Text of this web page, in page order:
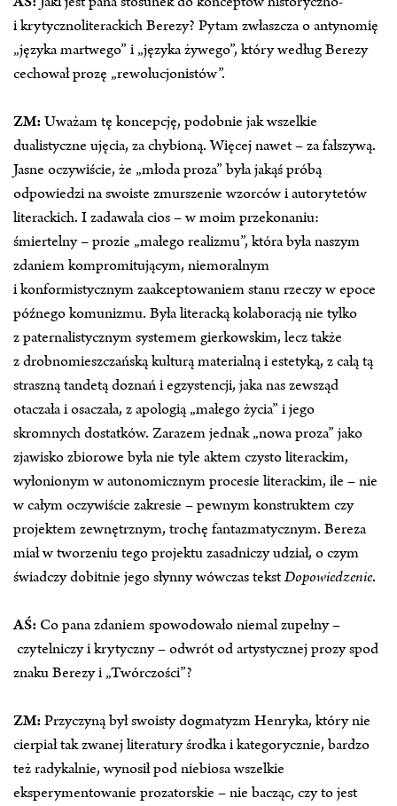
i krytycznoliterackich Berezy? Pytam zwłaszcza o antynomię
„języka martwego” i „języka żywego”, który według Berezy
cechował prozę „rewolucjonistów”.
ZM: Uważam tę koncepcję, podobnie jak wszelkie
dualistyczne ujęcia, za chybioną. Więcej nawet – za fałszywą.
Jasne oczywiście, że „młoda proza” była jakąś próbą
odpowiedzi na swoiste zmurszenie wzorców i autorytetów
literackich. I zadawała cios – w moim przekonaniu:
śmiertelny – prozie „małego realizmu”, która była naszym
zdaniem kompromitującym, niemoralnym
i konformistycznym zaakceptowaniem stanu rzeczy w epoce
późnego komunizmu. Była literacką kolaboracją nie tylko
z paternalistycznym systemem gierkowskim, lecz także
z drobnomieszczańską kulturą materialną i estetyką, z całą tą
straszną tandetą doznań i egzystencji, jaka nas zewsząd
otaczała i osaczała, z apologią „małego życia” i jego
skromnych dostatków. Zarazem jednak „nowa proza” jako
zjawisko zbiorowe była nie tyle aktem czysto literackim,
wyłonionym w autonomicznym procesie literackim, ile – nie
w całym oczywiście zakresie – pewnym konstruktem czy
projektem zewnętrznym, trochę fantazmatycznym. Bereza
miał w tworzeniu tego projektu zasadniczy udział, o czym
świadczy dobitnie jego słynny wówczas tekstDopowiedzenie.
AŚ: Co pana zdaniem spowodowało niemal zupełny –
czytelniczy i krytyczny – odwrót od artystycznej prozy spod
znaku Berezy i „Twórczości”?
ZM: Przyczyną był swoisty dogmatyzm Henryka, który nie
cierpiał tak zwanej literatury środka i kategorycznie, bardzo
też radykalnie, wynosił pod niebiosa wszelkie
eksperymentowanie prozatorskie – nie bacząc, czy to jest